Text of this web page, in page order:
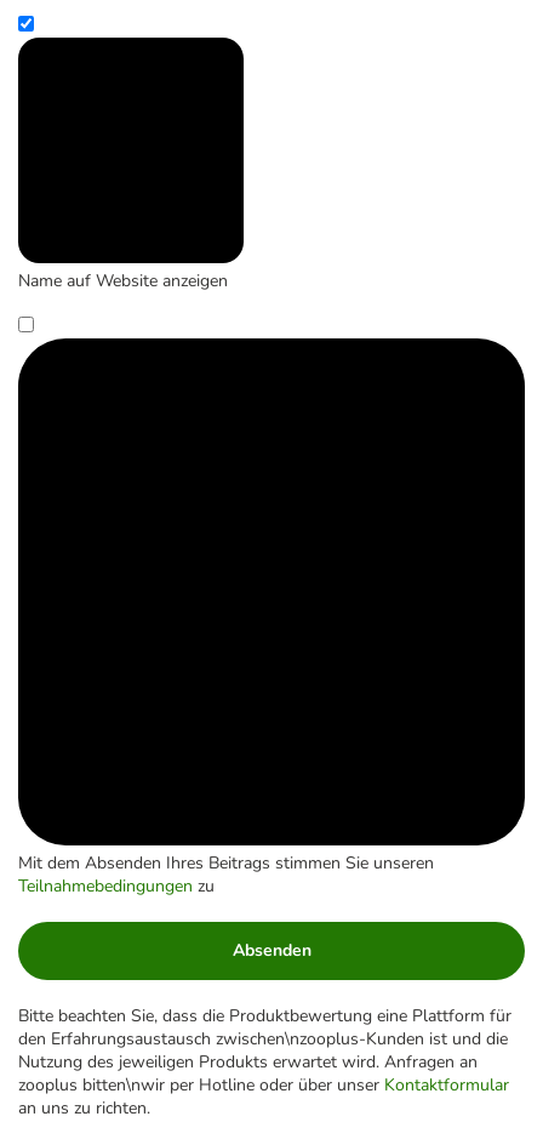
Name auf Website anzeigen
Mit dem Absenden Ihres Beitrags stimmen Sie unseren
Teilnahmebedingungen zu
Absenden
Bitte beachten Sie, dass die Produktbewertung eine Plattform für
den Erfahrungsaustausch zwischen\nzooplus-Kunden ist und die
Nutzung des jeweiligen Produkts erwartet wird. Anfragen an
zooplus bitten\nwir per Hotline oder über unser Kontaktformular
an uns zu richten.